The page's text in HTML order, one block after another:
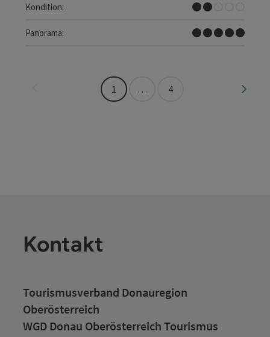
Kondition:
Leicht
Panorama:
Traumtour
1 … 4 Seite
Kontakt
Tourismusverband Donauregion
Oberösterreich
WGD Donau Oberösterreich Tourismus